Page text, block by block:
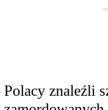
Polacy znaleźli